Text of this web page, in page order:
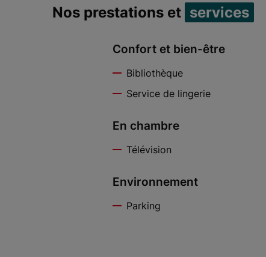
Nos prestations et services
Confort et bien-être
Bibliothèque
Service de lingerie
En chambre
Télévision
Environnement
Parking